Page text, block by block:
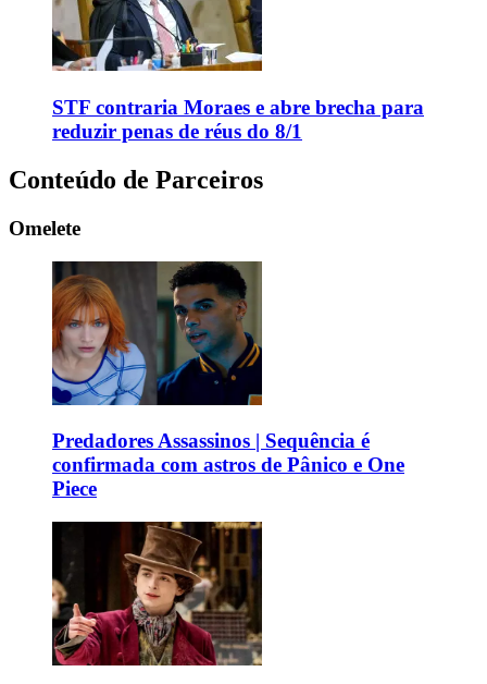
STF contraria Moraes e abre brecha para
reduzir penas de réus do 8/1
Conteúdo de Parceiros
Omelete
Predadores Assassinos | Sequência é
confirmada com astros de Pânico e One
Piece